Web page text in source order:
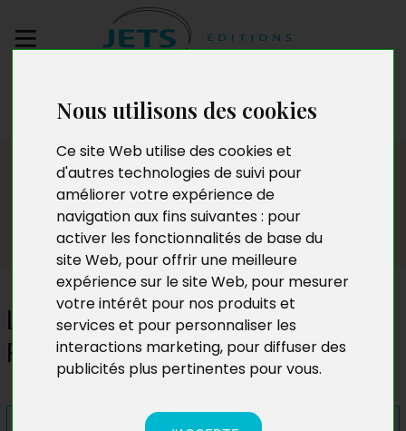
Nous utilisons des cookies
Ce site Web utilise des cookies et
d'autres technologies de suivi pour
améliorer votre expérience de
navigation aux fins suivantes : pour
activer les fonctionnalités de base du
site Web, pour offrir une meilleure
expérience sur le site Web, pour mesurer
votre intérêt pour nos produits et
services et pour personnaliser les
interactions marketing, pour diffuser des
publicités plus pertinentes pour vous.
manuscrit
Presse
Le Loup dominant et la
Renarde